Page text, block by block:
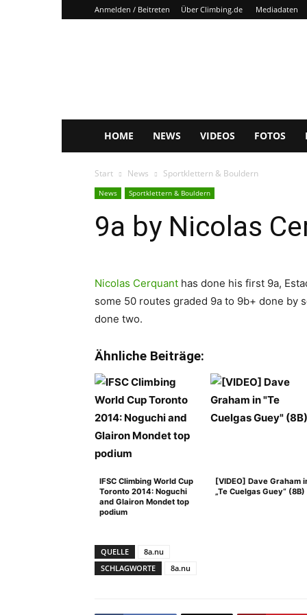
Anmelden / Beitreten Über Climbing.de Mediadaten
HOME NEWS VIDEOS FOTOS
Start News Sportklettern & Bouldern
News Sportklettern & Bouldern
9a by Nicolas
Nicolas Cerquant has done his first 9a,
some 50 routes graded 9a to 9b+ done by
done two.
Ähnliche Beiträge:
IFSC Climbing World Cup
Toronto 2014: Noguchi
and Glairon Mondet top
podium
[VIDEO] Dave Graham
„Te Cuelgas Guey“ (8B)
QUELLE
8a.nu
SCHLAGWORTE
8a.nu